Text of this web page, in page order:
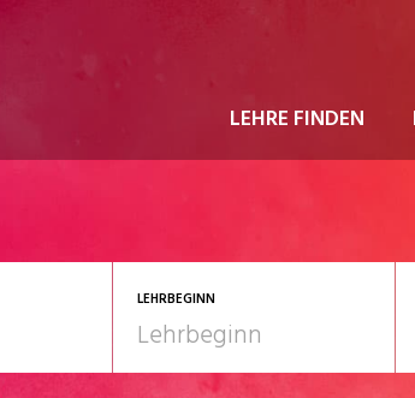
LEHRE FINDEN
LEHRBEGINN